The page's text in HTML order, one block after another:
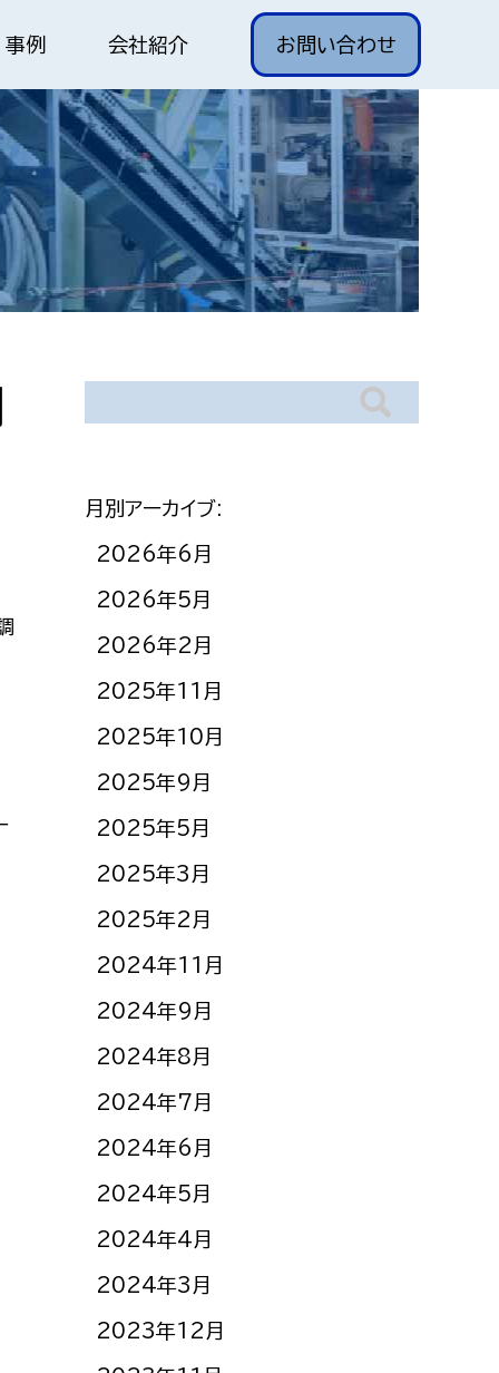
事例 会社紹介 お問い合わせ
月別アーカイブ:
2026年6月
2026年5月
2026年2月
2025年11月
2025年10月
2025年9月
2025年5月
2025年3月
2025年2月
2024年11月
2024年9月
2024年8月
2024年7月
2024年6月
2024年5月
2024年4月
2024年3月
2023年12月